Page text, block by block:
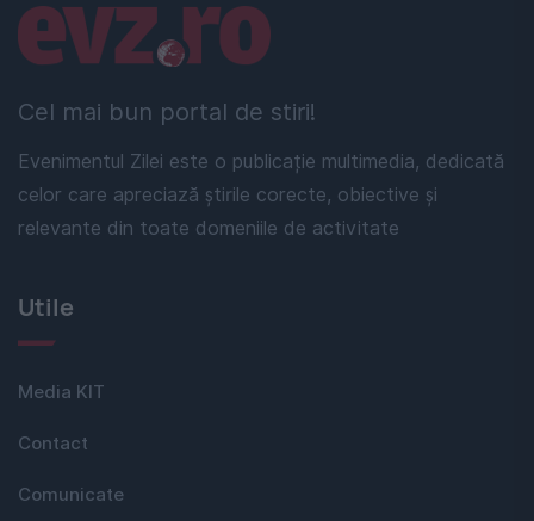
Cel mai bun portal de stiri!
Evenimentul Zilei este o publicație multimedia, dedicată
celor care apreciază știrile corecte, obiective și
relevante din toate domeniile de activitate
Linkuri utile
Utile
Media KIT
Contact
Comunicate